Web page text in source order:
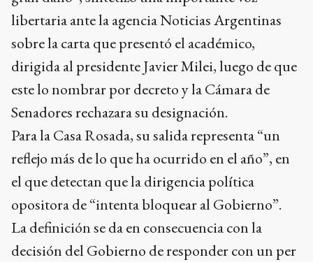
libertaria ante la agencia Noticias Argentinas
sobre la carta que presentó el académico,
dirigida al presidente Javier Milei, luego de que
este lo nombrar por decreto y la Cámara de
Senadores rechazara su designación.
Para la Casa Rosada, su salida representa “un
reflejo más de lo que ha ocurrido en el año”, en
el que detectan que la dirigencia política
opositora de “intenta bloquear al Gobierno”.
La definición se da en consecuencia con la
decisión del Gobierno de responder con un per